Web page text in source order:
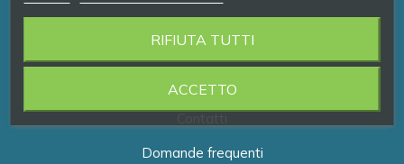
Prodotti
Brand
Domande frequenti
RIFIUTA TUTTI
ACCETTO